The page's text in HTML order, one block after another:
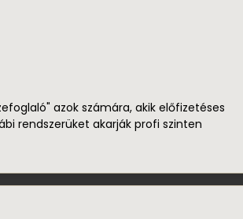
azok számára, akik előfizetéses
rendszerüket akarják profi szinten